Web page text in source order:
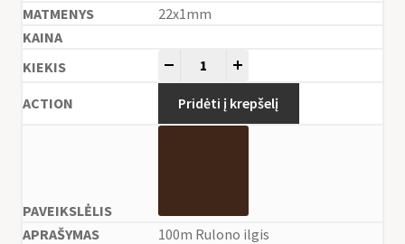
22x1mm
Pridėti į krepšelį
100m Rulono ilgis